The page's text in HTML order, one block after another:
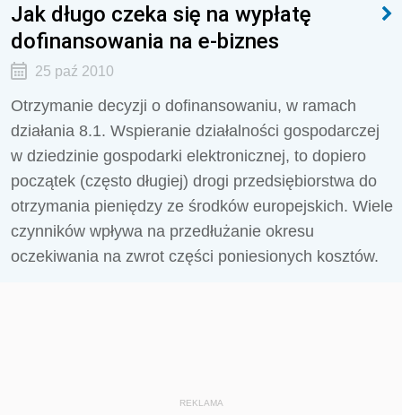
Jak długo czeka się na wypłatę
dofinansowania na e-biznes
25 paź 2010
Otrzymanie decyzji o dofinansowaniu, w ramach
działania 8.1. Wspieranie działalności gospodarczej
w dziedzinie gospodarki elektronicznej, to dopiero
początek (często długiej) drogi przedsiębiorstwa do
otrzymania pieniędzy ze środków europejskich. Wiele
czynników wpływa na przedłużanie okresu
oczekiwania na zwrot części poniesionych kosztów.
REKLAMA